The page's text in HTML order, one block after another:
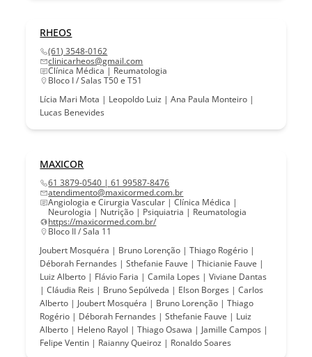
RHEOS
(61) 3548-0162
clinicarheos@gmail.com
Clínica Médica | Reumatologia
Bloco I / Salas T50 e T51
Lícia Mari Mota | Leopoldo Luiz | Ana Paula Monteiro |
Lucas Benevides
MAXICOR
61 3879-0540 | 61 99587-8476
atendimento@maxicormed.com.br
Angiologia e Cirurgia Vascular | Clínica Médica |
Neurologia | Nutrição | Psiquiatria | Reumatologia
https://maxicormed.com.br/
Bloco II / Sala 11
Joubert Mosquéra | Bruno Lorenção | Thiago Rogério |
Déborah Fernandes | Sthefanie Fauve | Thicianie Fauve |
Luiz Alberto | Flávio Faria | Camila Lopes | Viviane Dantas
| Cláudia Reis | Bruno Sepúlveda | Elson Borges | Carlos
Alberto | Joubert Mosquéra | Bruno Lorenção | Thiago
Rogério | Déborah Fernandes | Sthefanie Fauve | Luiz
Alberto | Heleno Rayol | Thiago Osawa | Jamille Campos |
Felipe Ventin | Raianny Queiroz | Ronaldo Soares